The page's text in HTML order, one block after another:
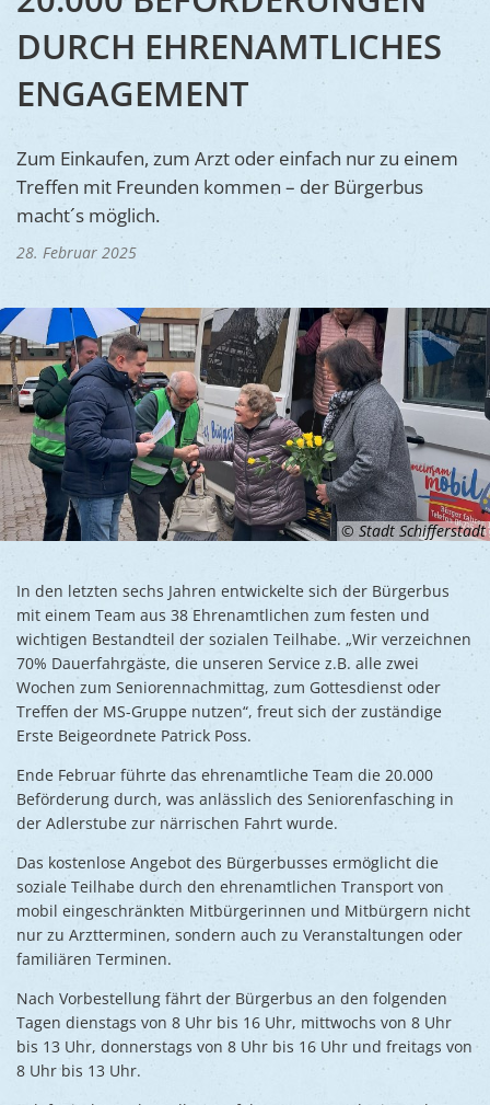
Ukraine
DURCH EHRENAMTLICHES
ENGAGEMENT
Zum Einkaufen, zum Arzt oder einfach nur zu einem
Treffen mit Freunden kommen – der Bürgerbus
macht´s möglich.
28. Februar 2025
© Stadt Schifferstadt
In den letzten sechs Jahren entwickelte sich der Bürgerbus
mit einem Team aus 38 Ehrenamtlichen zum festen und
wichtigen Bestandteil der sozialen Teilhabe. „Wir verzeichnen
70% Dauerfahrgäste, die unseren Service z.B. alle zwei
Wochen zum Seniorennachmittag, zum Gottesdienst oder
Treffen der MS-Gruppe nutzen“, freut sich der zuständige
Erste Beigeordnete Patrick Poss.
Ende Februar führte das ehrenamtliche Team die 20.000
Beförderung durch, was anlässlich des Seniorenfasching in
der Adlerstube zur närrischen Fahrt wurde.
Das kostenlose Angebot des Bürgerbusses ermöglicht die
soziale Teilhabe durch den ehrenamtlichen Transport von
mobil eingeschränkten Mitbürgerinnen und Mitbürgern nicht
nur zu Arztterminen, sondern auch zu Veranstaltungen oder
familiären Terminen.
Nach Vorbestellung fährt der Bürgerbus an den folgenden
Tagen dienstags von 8 Uhr bis 16 Uhr, mittwochs von 8 Uhr
bis 13 Uhr, donnerstags von 8 Uhr bis 16 Uhr und freitags von
8 Uhr bis 13 Uhr.